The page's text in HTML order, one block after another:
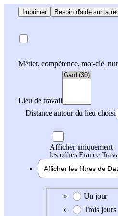
Imprimer Besoin d'aide sur la
Métier, compétence, mot-clé,
Lieu de travail
Distance autour du lieu choisi
Afficher uniquement
les offres France
Afficher les filtres de
Date de création de
Un jour
Trois jours